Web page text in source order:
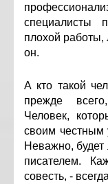
специалисты
плохой работы,
он.
А кто такой
прежде
Человек,
своим честным
Неважно, будет
писателем.
совесть, -